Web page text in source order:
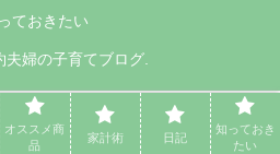
ておきたい
婦の子育てブログ.
オススメ商
品
家計術 日記
知っておき
たい